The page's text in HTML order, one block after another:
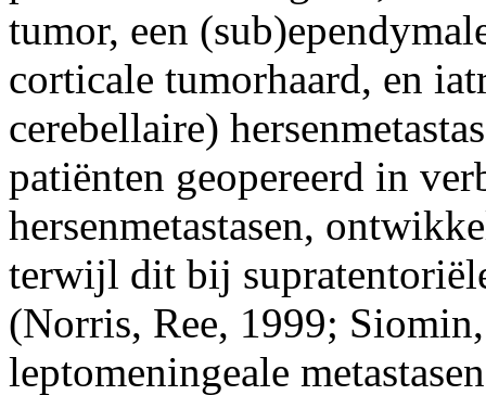
tumor, een
corticale tumorhaard, en
cerebellaire)
patiënten geopereerd in
hersenmetastasen,
terwijl dit bij
(Norris, Ree, 1999;
leptomeningeale